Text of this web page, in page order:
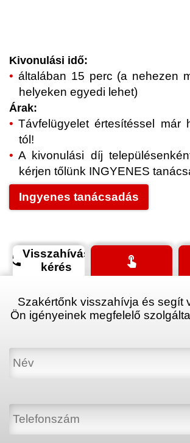
Kivonulási idő:
általában 15 perc (a nehezen
helyeken egyedi lehet)
Árak:
Távfelügyelet értesítéssel már
tól!
A kivonulási díj
kérjen tőlünk INGYENES
Ingyenes tanácsadás
phoneVisszahívás
kérés
touch_app
Szakértőnk visszahívja és segít
Ön igényeinek megfelelő